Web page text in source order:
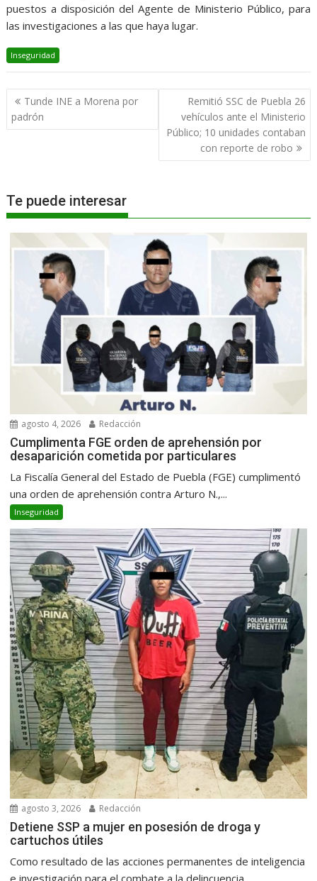
puestos a disposición del Agente de Ministerio Público, para
las investigaciones a las que haya lugar.
Inseguridad
Navegación
de
entradas
Tunde INE a Morena por
padrón
Remitió SSC de Puebla 26
vehículos ante el Ministerio
Público; 10 unidades contaban
con reporte de robo
Te puede interesar
agosto 4, 2026 Redacción
Cumplimenta FGE orden de aprehensión por
desaparición cometida por particulares
La Fiscalía General del Estado de Puebla (FGE) cumplimentó
una orden de aprehensión contra Arturo N.,...
Inseguridad
agosto 3, 2026 Redacción
Detiene SSP a mujer en posesión de droga y
cartuchos útiles
Como resultado de las acciones permanentes de inteligencia